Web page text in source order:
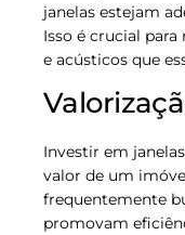
janelas estejam
Isso é crucial
e acústicos que
Investir em
valor de um
frequentemente
promovam